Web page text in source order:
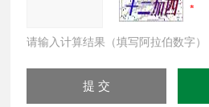
请输入计算结果（填写阿拉伯数字